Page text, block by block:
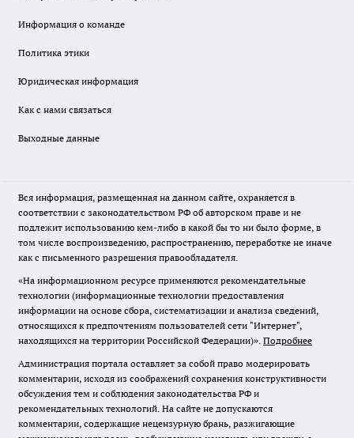
Информация о команде
Политика этики
Юридическая информация
Как с нами связаться
Выходные данные
Вся информация, размещенная на данном сайте, охраняется в
соответствии с законодательством РФ об авторском праве и не
подлежит использованию кем-либо в какой бы то ни было форме, в
том числе воспроизведению, распространению, переработке не иначе
как с письменного разрешения правообладателя.
«На информационном ресурсе применяются рекомендательные
технологии (информационные технологии предоставления
информации на основе сбора, систематизации и анализа сведений,
относящихся к предпочтениям пользователей сети "Интернет",
находящихся на территории Российской Федерации)». Подробнее
Администрация портала оставляет за собой право модерировать
комментарии, исходя из соображений сохранения конструктивности
обсуждения тем и соблюдения законодательства РФ и
рекомендательных технологий. На сайте не допускаются
комментарии, содержащие нецензурную брань, разжигающие